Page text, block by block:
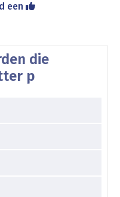
een
die
p